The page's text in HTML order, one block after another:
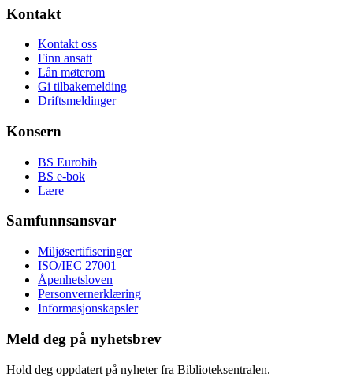
Kontakt
Kontakt oss
Finn ansatt
Lån møterom
Gi tilbakemelding
Driftsmeldinger
Konsern
BS Eurobib
BS e-bok
Lære
Samfunnsansvar
Miljøsertifiseringer
ISO/IEC 27001
Åpenhetsloven
Personvernerklæring
Informasjonskapsler
Meld deg på nyhetsbrev
Hold deg oppdatert på nyheter fra Biblioteksentralen.